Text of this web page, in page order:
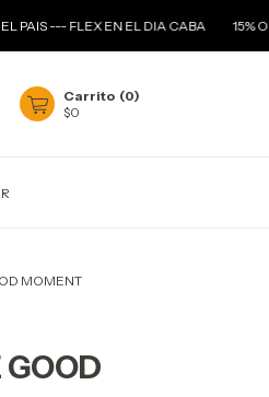
EN EL DIA CABA 15% OFF
Carrito (0)
$0
MOMENT
GOOD